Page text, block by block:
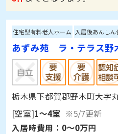
住宅型有料老人ホーム 入居後あんしん
あずみ苑 ラ・テラス野
栃木県下都賀郡野木町大字
[空室]1～4室 ※5/7更新
入居時費用： 0～0万円